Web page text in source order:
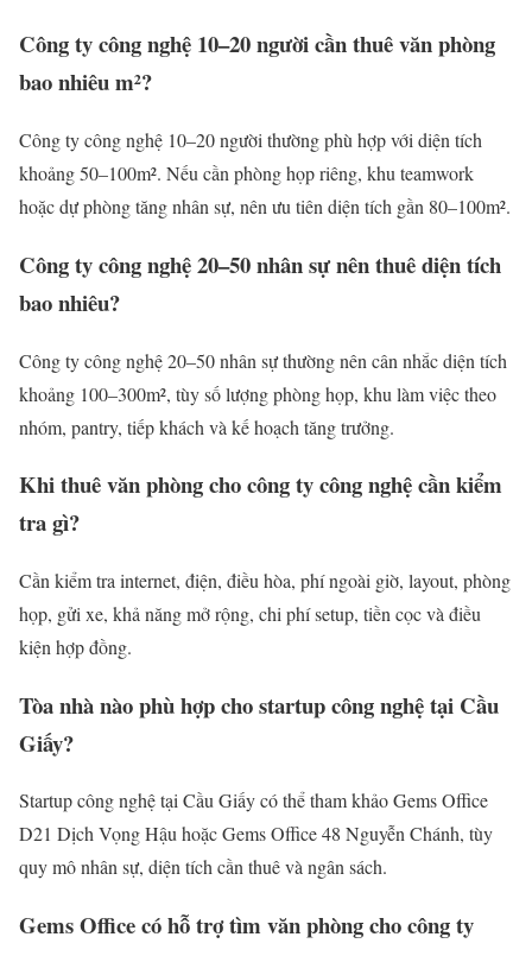
Công ty công nghệ 10–20 người cần thuê văn phòng
bao nhiêu m²?
Công ty công nghệ 10–20 người thường phù hợp với diện tích
khoảng 50–100m². Nếu cần phòng họp riêng, khu teamwork
hoặc dự phòng tăng nhân sự, nên ưu tiên diện tích gần 80–100m².
Công ty công nghệ 20–50 nhân sự nên thuê diện tích
bao nhiêu?
Công ty công nghệ 20–50 nhân sự thường nên cân nhắc diện tích
khoảng 100–300m², tùy số lượng phòng họp, khu làm việc theo
nhóm, pantry, tiếp khách và kế hoạch tăng trưởng.
Khi thuê văn phòng cho công ty công nghệ cần kiểm
tra gì?
Cần kiểm tra internet, điện, điều hòa, phí ngoài giờ, layout, phòng
họp, gửi xe, khả năng mở rộng, chi phí setup, tiền cọc và điều
kiện hợp đồng.
Tòa nhà nào phù hợp cho startup công nghệ tại Cầu
Giấy?
Startup công nghệ tại Cầu Giấy có thể tham khảo Gems Office
D21 Dịch Vọng Hậu hoặc Gems Office 48 Nguyễn Chánh, tùy
quy mô nhân sự, diện tích cần thuê và ngân sách.
Gems Office có hỗ trợ tìm văn phòng cho công ty